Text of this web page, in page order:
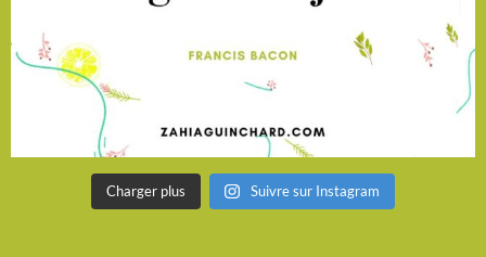
Charger plus Suivre sur Instagram